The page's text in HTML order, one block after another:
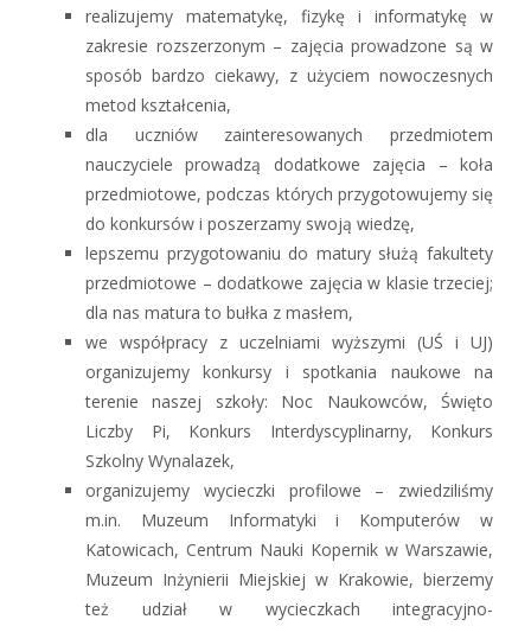
realizujemy matematykę, fizykę i informatykę w
zakresie rozszerzonym – zajęcia prowadzone są w
sposób bardzo ciekawy, z użyciem nowoczesnych
metod kształcenia,
dla uczniów zainteresowanych przedmiotem
nauczyciele prowadzą dodatkowe zajęcia – koła
przedmiotowe, podczas których przygotowujemy się
do konkursów i poszerzamy swoją wiedzę,
lepszemu przygotowaniu do matury służą fakultety
przedmiotowe – dodatkowe zajęcia w klasie trzeciej;
dla nas matura to bułka z masłem,
we współpracy z uczelniami wyższymi (UŚ i UJ)
organizujemy konkursy i spotkania naukowe na
terenie naszej szkoły: Noc Naukowców, Święto
Liczby Pi, Konkurs Interdyscyplinarny, Konkurs
Szkolny Wynalazek,
organizujemy wycieczki profilowe – zwiedziliśmy
m.in. Muzeum Informatyki i Komputerów w
Katowicach, Centrum Nauki Kopernik w Warszawie,
Muzeum Inżynierii Miejskiej w Krakowie, bierzemy
też udział w wycieczkach integracyjno-